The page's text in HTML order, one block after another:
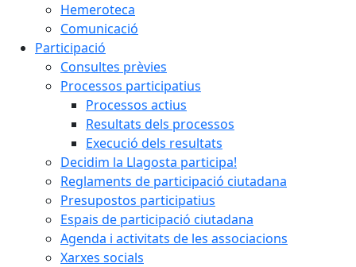
Hemeroteca
Comunicació
Participació
Consultes prèvies
Processos participatius
Processos actius
Resultats dels processos
Execució dels resultats
Decidim la Llagosta participa!
Reglaments de participació ciutadana
Presupostos participatius
Espais de participació ciutadana
Agenda i activitats de les associacions
Xarxes socials